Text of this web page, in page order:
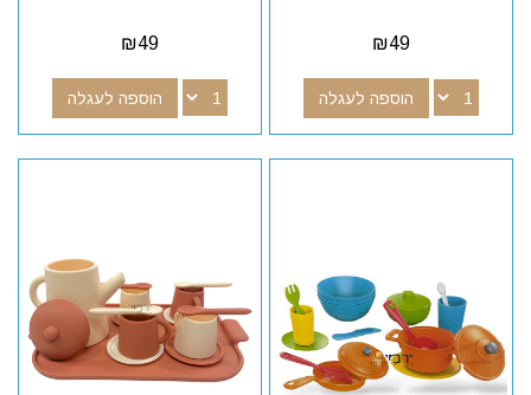
₪49
הוספה לעגלה
₪49
הוספה לעגלה